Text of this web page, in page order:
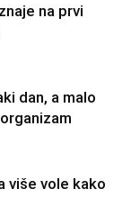
na prvi
dan, a malo
više vole kako